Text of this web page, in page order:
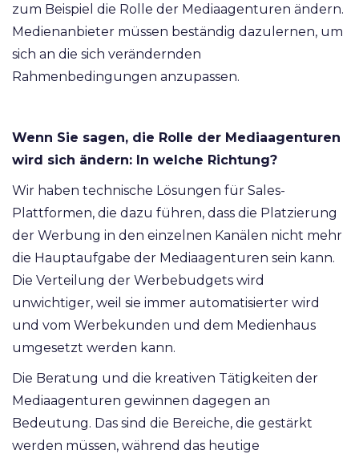
zum Beispiel die Rolle der Mediaagenturen ändern.
Medienanbieter müssen beständig dazulernen, um
sich an die sich verändernden
Rahmenbedingungen anzupassen.
Wenn Sie sagen, die Rolle der Mediaagenturen
wird sich ändern: In welche Richtung?
Wir haben technische Lösungen für Sales-
Plattformen, die dazu führen, dass die Platzierung
der Werbung in den einzelnen Kanälen nicht mehr
die Hauptaufgabe der Mediaagenturen sein kann.
Die Verteilung der Werbebudgets wird
unwichtiger, weil sie immer automatisierter wird
und vom Werbekunden und dem Medienhaus
umgesetzt werden kann.
Die Beratung und die kreativen Tätigkeiten der
Mediaagenturen gewinnen dagegen an
Bedeutung. Das sind die Bereiche, die gestärkt
werden müssen, während das heutige